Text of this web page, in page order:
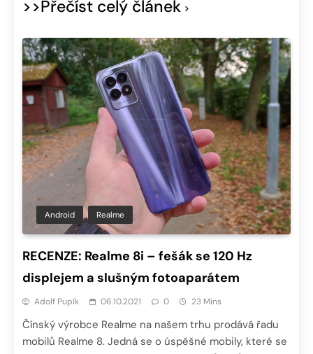
>>Přečíst celý článek
Android Realme
RECENZE: Realme 8i – fešák se 120 Hz
displejem a slušným fotoaparátem
Adolf Pupík 06.10.2021 0 23 Mins
Čínský výrobce Realme na našem trhu prodává řadu
mobilů Realme 8. Jedná se o úspěšné mobily, které se